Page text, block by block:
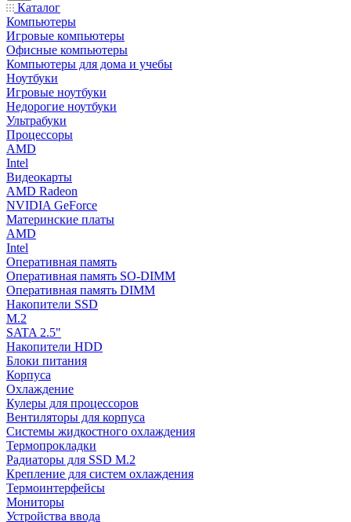
Каталог
Компьютеры
Игровые компьютеры
Офисные компьютеры
Компьютеры для дома и учебы
Ноутбуки
Игровые ноутбуки
Недорогие ноутбуки
Ультрабуки
Процессоры
AMD
Intel
Видеокарты
AMD Radeon
NVIDIA GeForce
Материнские платы
AMD
Intel
Оперативная память
Оперативная память SO-DIMM
Оперативная память DIMM
Накопители SSD
M.2
SATA 2.5"
Накопители HDD
Блоки питания
Корпуса
Охлаждение
Кулеры для процессоров
Вентиляторы для корпуса
Системы жидкостного охлаждения
Термопрокладки
Радиаторы для SSD M.2
Крепление для систем охлаждения
Термоинтерфейсы
Мониторы
Устройства ввода